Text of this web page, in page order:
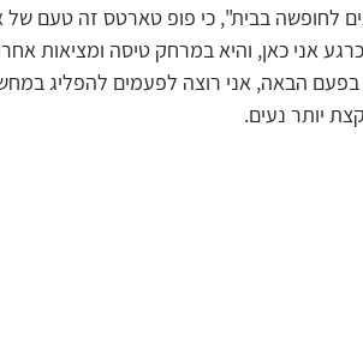
לחופשה בבית", כי פופ טארטס זה טעם של
אני כאן, והיא במרחק טיסה ומציאות
הבאה, אני רוצה לפעמים להפליג
יותר נעים.